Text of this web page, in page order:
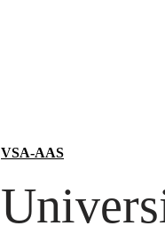
VSA-AAS